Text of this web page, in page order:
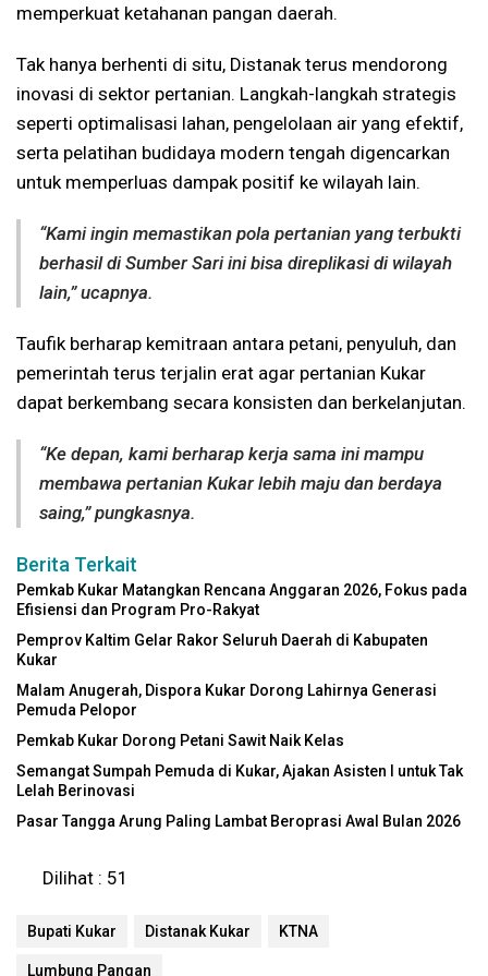
memperkuat ketahanan pangan daerah.
Tak hanya berhenti di situ, Distanak terus mendorong
inovasi di sektor pertanian. Langkah-langkah strategis
seperti optimalisasi lahan, pengelolaan air yang efektif,
serta pelatihan budidaya modern tengah digencarkan
untuk memperluas dampak positif ke wilayah lain.
“Kami ingin memastikan pola pertanian yang terbukti
berhasil di Sumber Sari ini bisa direplikasi di wilayah
lain,” ucapnya.
Taufik berharap kemitraan antara petani, penyuluh, dan
pemerintah terus terjalin erat agar pertanian Kukar
dapat berkembang secara konsisten dan berkelanjutan.
“Ke depan, kami berharap kerja sama ini mampu
membawa pertanian Kukar lebih maju dan berdaya
saing,” pungkasnya.
Berita Terkait
Pemkab Kukar Matangkan Rencana Anggaran 2026, Fokus pada
Efisiensi dan Program Pro-Rakyat
Pemprov Kaltim Gelar Rakor Seluruh Daerah di Kabupaten
Kukar
Malam Anugerah, Dispora Kukar Dorong Lahirnya Generasi
Pemuda Pelopor
Pemkab Kukar Dorong Petani Sawit Naik Kelas
Semangat Sumpah Pemuda di Kukar, Ajakan Asisten I untuk Tak
Lelah Berinovasi
Pasar Tangga Arung Paling Lambat Beroprasi Awal Bulan 2026
Dilihat : 51
Bupati Kukar Distanak Kukar KTNA
Lumbung Pangan